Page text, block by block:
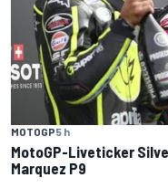
MOTOGP5 h
MotoGP-Liveticker
Marquez P9